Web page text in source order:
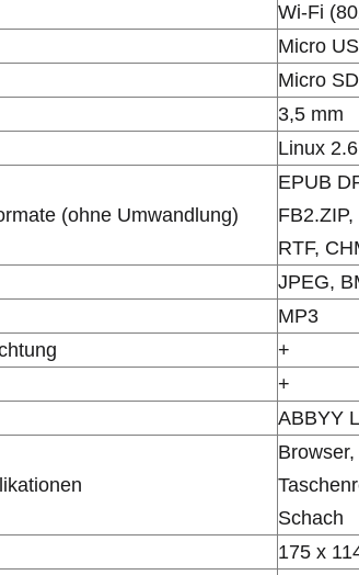
Wi-Fi
Micro
Micro
3,5 mm
Linux 2.6
(ohne Umwandlung)
EPUB
RTF,
JPEG,
MP3
+
+
ABBYY
Schach
175 х